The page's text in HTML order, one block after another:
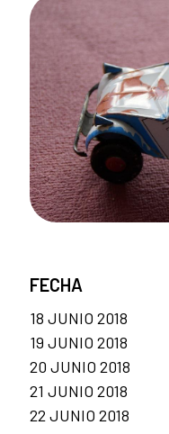
FECHA
18 JUNIO 2018
19 JUNIO 2018
20 JUNIO 2018
21 JUNIO 2018
22 JUNIO 2018